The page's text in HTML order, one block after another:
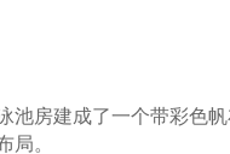
池房建成了一个带彩色
局。